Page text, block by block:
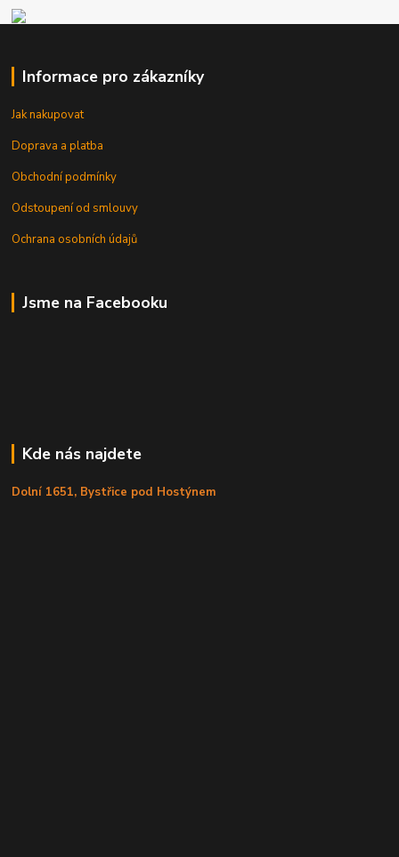
Informace pro zákazníky
Jak nakupovat
Doprava a platba
Obchodní podmínky
Odstoupení od smlouvy
Ochrana osobních údajů
Jsme na Facebooku
Kde nás najdete
Dolní 1651, Bystřice pod Hostýnem